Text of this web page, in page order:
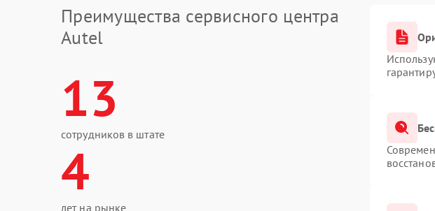
Преимущества сервисного центра
Autel
13
сотрудников в штате
4
лет на рынке